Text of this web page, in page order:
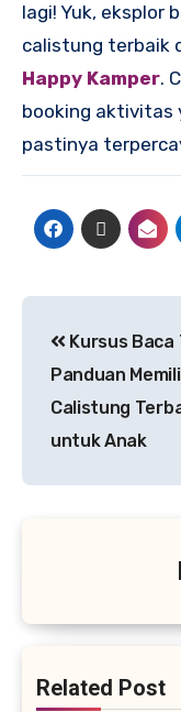
lagi! Yuk, eksplor
calistung terbaik
Happy Kamper.
booking aktivitas
pastinya
Kursus Baca
Panduan
Calistung
untuk Anak
Related Post